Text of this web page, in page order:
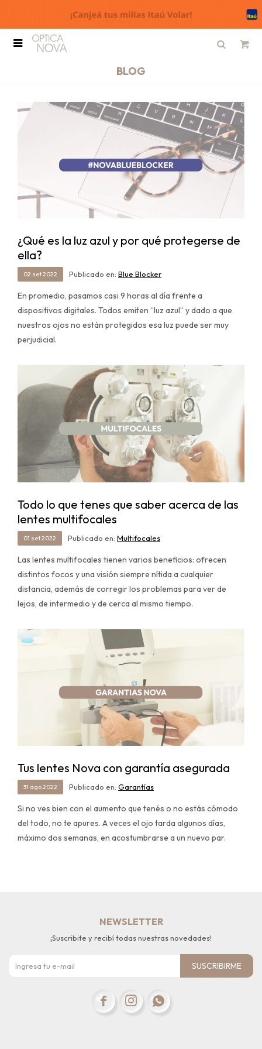

BLOG
¿Qué es la luz azul y por qué protegerse de
ella?
02 set2022 Publicado en: Blue Blocker
En promedio, pasamos casi 9 horas al día frente a
dispositivos digitales. Todos emiten “luz azul” y dado a que
nuestros ojos no están protegidos esa luz puede ser muy
perjudicial.
Todo lo que tenes que saber acerca de las
lentes multifocales
01 set2022 Publicado en: Multifocales
Las lentes multifocales tienen varios beneficios: ofrecen
distintos focos y una visión siempre nítida a cualquier
distancia, además de corregir los problemas para ver de
lejos, de intermedio y de cerca al mismo tiempo.
Tus lentes Nova con garantía asegurada
31 ago2022 Publicado en: Garantías
Si no ves bien con el aumento que tenés o no estás cómodo
del todo, no te apures. A veces el ojo tarda algunos días,
máximo dos semanas, en acostumbrarse a un nuevo par.
NEWSLETTER
¡Suscribite y recibí todas nuestras novedades!
SUSCRIBIRME
  